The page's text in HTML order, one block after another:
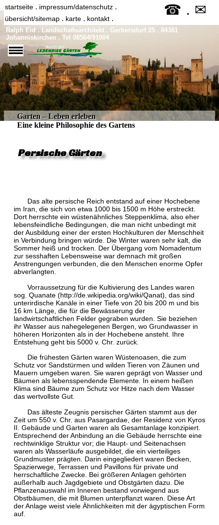
☎ . ✉
startseite. impressum/datenschutz.
übersicht/sitemap. karte. kontakt.
Ralph Eid . Landschaftsarchitekt . Gerbersdorf 25 . 84381
Johanniskirchen . Tel 08564/91004
Garten – Leben erleben
Eine kleine Philosophie des Gartens
Persische Gärten
Das alte persische Reich entstand auf einer Hochebene
im Iran, die sich von etwa 1000 bis 1500 m Höhe erstreckt.
Dort herrschte ein wüstenähnliches Steppenklima, also eher
lebensfeindliche Bedingungen, die man nicht unbedingt mit
der Ausbildung einer der ersten Hochkulturen der Menschheit
in Verbindung bringen würde. Die Winter waren sehr kalt, die
Sommer heiß und trocken. Der Übergang vom Nomadentum
zur sesshaften Lebensweise war demnach mit großen
Anstrengungen verbunden, die den Menschen enorme Opfer
abverlangten.
Vorraussetzung für die Kultivierung des Landes waren
sog. Quanate (http://de.wikipedia.org/wiki/Qanat), das sind
unterirdische Kanäle in einer Tiefe von 20 bis 200 m und bis
16 km Länge, die für die Bewässerung der
landwirtschaftlichen Felder gegraben wurden. Sie beziehen
ihr Wasser aus nahegelegenen Bergen, wo Grundwasser in
höheren Horizonten als in der Hochebene ansteht. Ihre
Entstehung geht bis 5000 v. Chr. zurück.
Die frühesten Gärten waren Wüstenoasen, die zum
Schutz vor Sandstürmen und wilden Tieren von Zäunen und
Mauern umgeben waren. Sie waren geprägt von Wasser und
Bäumen als lebensspendende Elemente. In einem heißen
Klima sind Bäume zum Schutz vor Hitze nach dem Wasser
das wertvollste Gut.
Das älteste Zeugnis persischer Gärten stammt aus der
Zeit um 550 v. Chr. aus Pasargardae, der Residenz von Kyros
II. Gebäude und Garten waren als Gesamtanlage konzipiert.
Entsprechend der Anbindung an die Gebäude herrschte eine
rechtwinklige Struktur vor; die Haupt- und Seitenachsen
waren als Wasserläufe ausgebildet, die ein vierteiliges
Grundmuster prägten. Darin eingegliedert waren Becken,
Spazierwege, Terrassen und Pavillons für private und
herrschaftliche Zwecke. Bei größeren Anlagen gehörten
außerhalb auch Jagdgebiete und Obstgärten dazu. Die
Pflanzenauswahl im Inneren bestand vorwiegend aus
Obstbäumen, die mit Blumen unterpflanzt waren. Diese Art
der Anlage weist viele Ähnlichkeiten mit der ägyptischen Form
auf.